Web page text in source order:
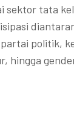
sektor tata
politik,
hingga